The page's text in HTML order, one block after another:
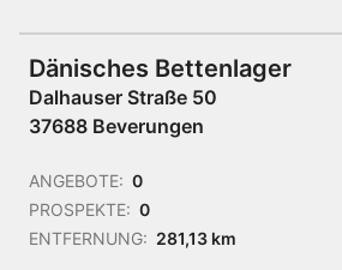
Dänisches Bettenlager
Dalhauser Straße 50
37688 Beverungen
ANGEBOTE: 0
PROSPEKTE: 0
ENTFERNUNG: 281,13 km